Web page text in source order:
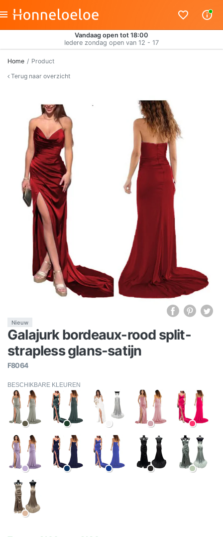
Vandaag open tot 18:00
Iedere zondag open van 12 - 17
Home
Product
Terug naar overzicht
Nieuw
Galajurk bordeaux-rood split-
strapless glans-satijn
F8064
BESCHIKBARE KLEUREN